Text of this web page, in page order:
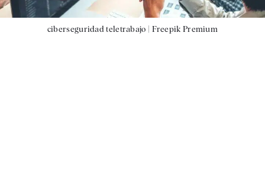
ciberseguridad teletrabajo | Freepik Premium